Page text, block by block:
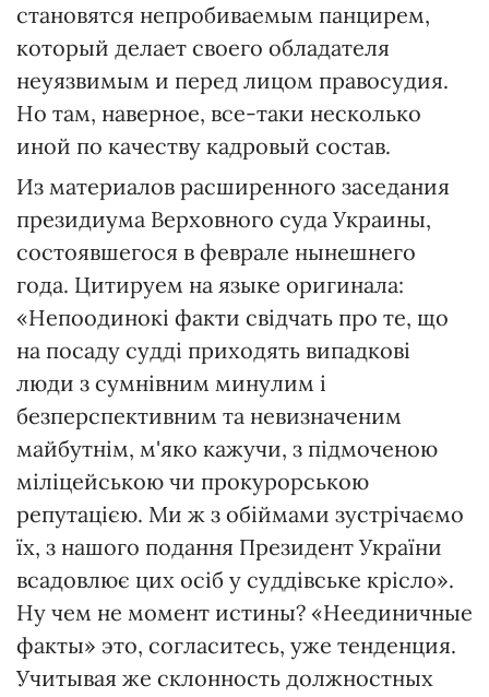
становятся непробиваемым панцирем,
который делает своего обладателя
неуязвимым и перед лицом правосудия.
Но там, наверное, все-таки несколько
иной по качеству кадровый состав.
Из материалов расширенного заседания
президиума Верховного суда Украины,
состоявшегося в феврале нынешнего
года. Цитируем на языке оригинала:
«Непоодинокі факти свідчать про те, що
на посаду судді приходять випадкові
люди з сумнівним минулим і
безперспективним та невизначеним
майбутнім, м'яко кажучи, з підмоченою
міліцейською чи прокурорською
репутацією. Ми ж з обіймами зустрічаємо
їх, з нашого подання Президент України
всадовлює цих осіб у суддівське крісло».
Ну чем не момент истины? «Неединичные
факты» это, согласитесь, уже тенденция.
Учитывая же склонность должностных